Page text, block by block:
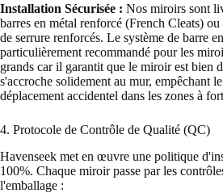
Installation Sécurisée : Nos miroirs sont
barres en métal renforcé (French Cleats) ou
de serrure renforcés. Le système de barre
particulièrement recommandé pour les
grands car il garantit que le miroir est bien
s'accroche solidement au mur, empêchant
déplacement accidentel dans les zones à
4. Protocole de Contrôle de Qualité (QC)
Havenseek met en œuvre une politique
100%. Chaque miroir passe par les
l'emballage :